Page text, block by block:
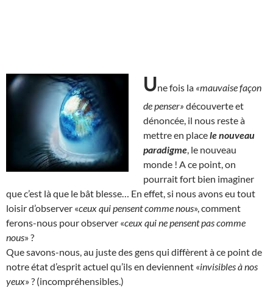
Une fois la «mauvaise façon
de penser» découverte et
dénoncée, il nous reste à
mettre en placele nouveau
paradigme , le nouveau
monde ! A ce point, on
pourrait fort bien imaginer
que c’est là que le bât blesse… En effet, si nous avons eu tout
loisir d’observer «ceux qui pensent comme nous», comment
ferons-nous pour observer «ceux qui ne pensent pas comme
nous» ?
Que savons-nous, au juste des gens qui diffèrent à ce point de
notre état d’esprit actuel qu’ils en deviennent «invisibles à nos
yeux» ? (incompréhensibles.)